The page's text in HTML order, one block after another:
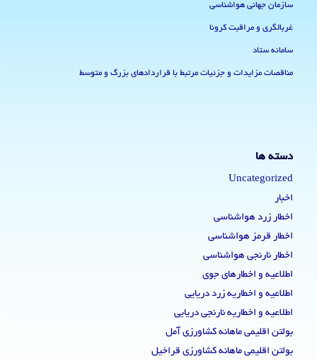
سازمان جهانی هواشناسی
غربالگری و مراقبت کرونا
سامانه ستاد
مناقصات مزایدات و جزئیات مرتبط با قراردادهای بزرگ و متوسط
دسته ها
Uncategorized
اخبار
اخطار زرد هواشناسی
اخطار قرمز هواشناسی
اخطار نارنجی هواشناسی
اطلاعیه و اخطارهای جوی
اطلاعیه و اخطاریه زرد دریایی
اطلاعیه و اخطاریه نارنجی دریایی
بولتن اقلیمی ماهانه کشاورزی آمل
بولتن اقلیمی ماهانه کشاورزی قراخیل